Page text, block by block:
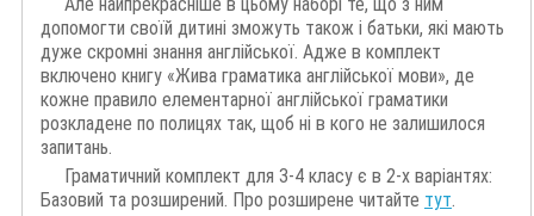
допомогти своїй дитині зможуть також і батьки, які мають
дуже скромні знання англійської. Адже в комплект
включено книгу «Жива граматика англійської мови», де
кожне правило елементарної англійської граматики
розкладене по полицях так, щоб ні в кого не залишилося
запитань.
Граматичний комплект для 3-4 класу є в 2-х варіантях:
Базовий та розширений. Про розширене читайте тут.